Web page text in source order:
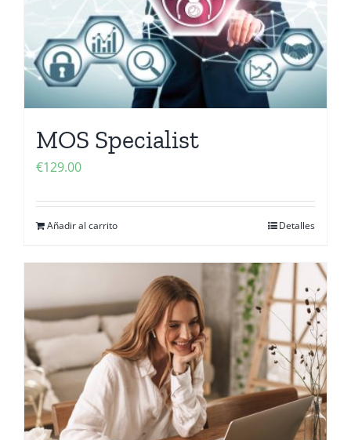
MOS Specialist
€129.00
Añadir al carrito Detalles